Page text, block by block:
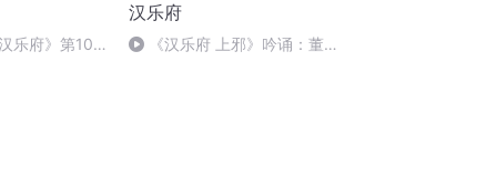
乐府》第10
汉乐府
《汉乐府 上邪》吟诵：董毓